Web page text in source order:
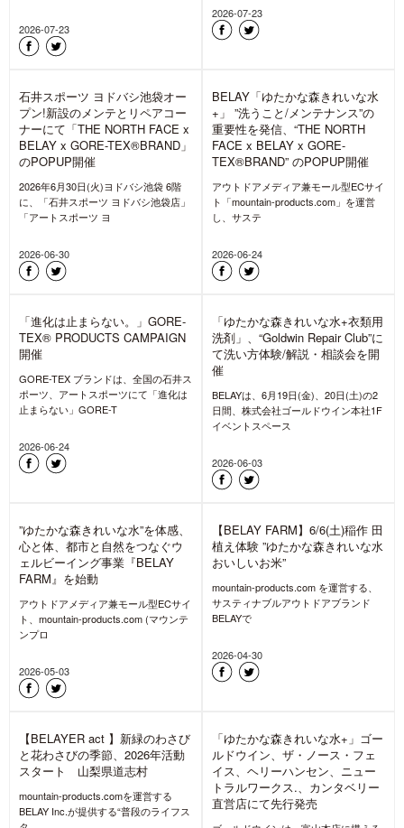
「THE NORTH FACE SNOW
アウトドア衣類用洗剤
BELAY「ゆたかな森きれいな水
+」200mlをプレゼント
スノーシーズンを前に、「THE
NORTH FACE SNOW WEAR
COLLECTIONS 2
2026-08-07
ゆたかな森きれいな水+洗剤の量
ーツ ヨドバシ池袋】
BELAYでは、2026年6月30日(火)にオ
2026-07-30
【BELAY FARM】”ゆたかな森き
れいな水おいしいお米”の田植え
mountain-products.com を運営する、
サスティナブルアウトドアブランド
2026-07-25
【BELAYER act July part1】
対談:養老孟司氏×堀 貴春氏
「昆虫と人類の未来」山梨県道
志村
mountain-products.comを運営する
【BELAYER act 26July
part2】 チェーンソー講習とわ
さび田は虫の季節 山梨県道志村
mountain-products.comを運営する